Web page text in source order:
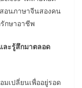
อนภาษาจีนสองคน
กษาอาชีพ
ละรู้สึกมาตลอด
มเปลี่ยนเพื่ออยู่รอด